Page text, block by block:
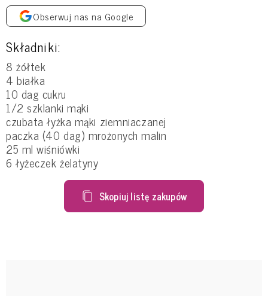
Obserwuj nas na Google
Składniki:
8 żółtek
4 białka
10 dag cukru
1/2 szklanki mąki
czubata łyżka mąki ziemniaczanej
paczka (40 dag) mrożonych malin
25 ml wiśniówki
6 łyżeczek żelatyny
Skopiuj listę zakupów